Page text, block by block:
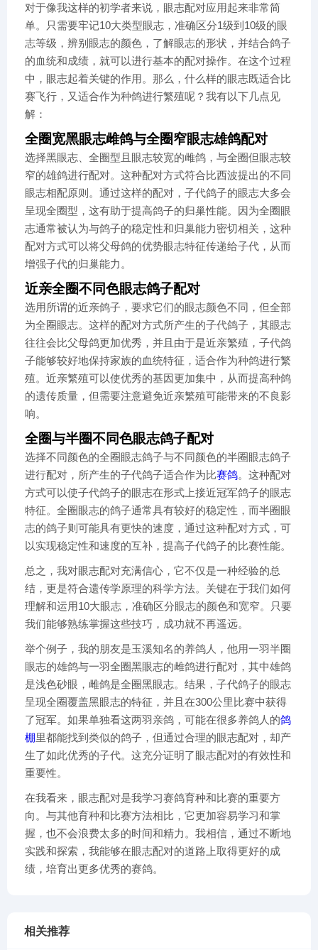
对于像我这样的初学者来说，眼志配对应用起来非常简
单。只需要牢记10大类型眼志，准确区分1级到10级的眼
志等级，辨别眼志的颜色，了解眼志的形状，并结合鸽子
的血统和成绩，就可以进行基本的配对操作。在这个过程
中，眼志起着关键的作用。那么，什么样的眼志既适合比
赛飞行，又适合作为种鸽进行繁殖呢？我有以下几点见
解：
全圈宽黑眼志雌鸽与全圈窄眼志雄鸽配对
选择黑眼志、全圈型且眼志较宽的雌鸽，与全圈但眼志较
窄的雄鸽进行配对。这种配对方式符合比西波提出的不同
眼志相配原则。通过这样的配对，子代鸽子的眼志大多会
呈现全圈型，这有助于提高鸽子的归巢性能。因为全圈眼
志通常被认为与鸽子的稳定性和归巢能力密切相关，这种
配对方式可以将父母鸽的优势眼志特征传递给子代，从而
增强子代的归巢能力。
近亲全圈不同色眼志鸽子配对
选用所谓的近亲鸽子，要求它们的眼志颜色不同，但全部
为全圈眼志。这样的配对方式所产生的子代鸽子，其眼志
往往会比父母鸽更加优秀，并且由于是近亲繁殖，子代鸽
子能够较好地保持家族的血统特征，适合作为种鸽进行繁
殖。近亲繁殖可以使优秀的基因更加集中，从而提高种鸽
的遗传质量，但需要注意避免近亲繁殖可能带来的不良影
响。
全圈与半圈不同色眼志鸽子配对
选择不同颜色的全圈眼志鸽子与不同颜色的半圈眼志鸽子
进行配对，所产生的子代鸽子适合作为比赛鸽。这种配对
方式可以使子代鸽子的眼志在形式上接近冠军鸽子的眼志
特征。全圈眼志的鸽子通常具有较好的稳定性，而半圈眼
志的鸽子则可能具有更快的速度，通过这种配对方式，可
以实现稳定性和速度的互补，提高子代鸽子的比赛性能。
总之，我对眼志配对充满信心，它不仅是一种经验的总
结，更是符合遗传学原理的科学方法。关键在于我们如何
理解和运用10大眼志，准确区分眼志的颜色和宽窄。只要
我们能够熟练掌握这些技巧，成功就不再遥远。
举个例子，我的朋友是玉溪知名的养鸽人，他用一羽半圈
眼志的雄鸽与一羽全圈黑眼志的雌鸽进行配对，其中雄鸽
是浅色砂眼，雌鸽是全圈黑眼志。结果，子代鸽子的眼志
呈现全圈覆盖黑眼志的特征，并且在300公里比赛中获得
了冠军。如果单独看这两羽亲鸽，可能在很多养鸽人的鸽
棚里都能找到类似的鸽子，但通过合理的眼志配对，却产
生了如此优秀的子代。这充分证明了眼志配对的有效性和
重要性。
在我看来，眼志配对是我学习赛鸽育种和比赛的重要方
向。与其他育种和比赛方法相比，它更加容易学习和掌
握，也不会浪费太多的时间和精力。我相信，通过不断地
实践和探索，我能够在眼志配对的道路上取得更好的成
绩，培育出更多优秀的赛鸽。
相关推荐